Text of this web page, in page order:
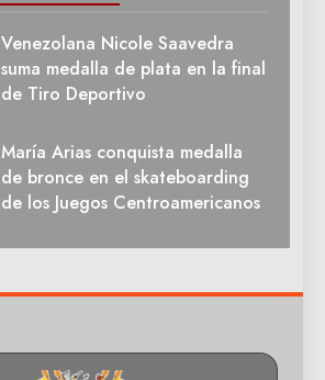
Venezolana Nicole Saavedra
suma medalla de plata en la final
de Tiro Deportivo
María Arias conquista medalla
de bronce en el skateboarding
de los Juegos Centroamericanos